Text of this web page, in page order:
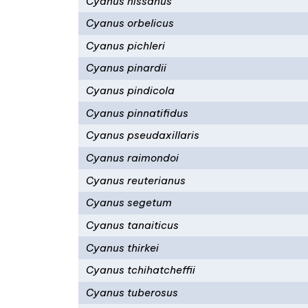
Cyanus orbelicus
Cyanus pichleri
Cyanus pinardii
Cyanus pindicola
Cyanus pinnatifidus
Cyanus pseudaxillaris
Cyanus raimondoi
Cyanus reuterianus
Cyanus segetum
Cyanus tanaiticus
Cyanus thirkei
Cyanus tchihatcheffii
Cyanus tuberosus